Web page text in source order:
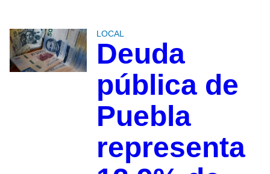
LOCAL
Deuda
pública de
Puebla
representa